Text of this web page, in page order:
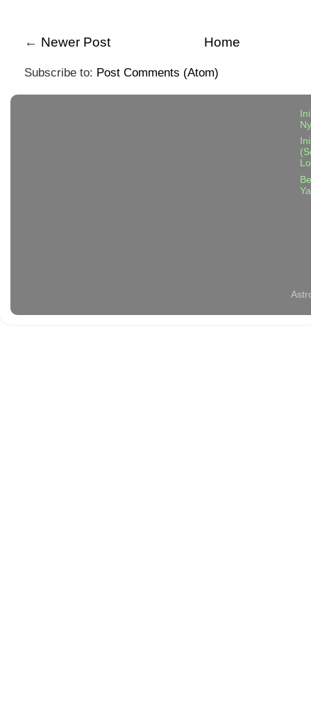
← Newer Post Home
Subscribe to: Post Comments (Atom)